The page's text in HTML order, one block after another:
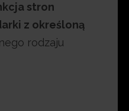
stron
z określoną
rodzaju